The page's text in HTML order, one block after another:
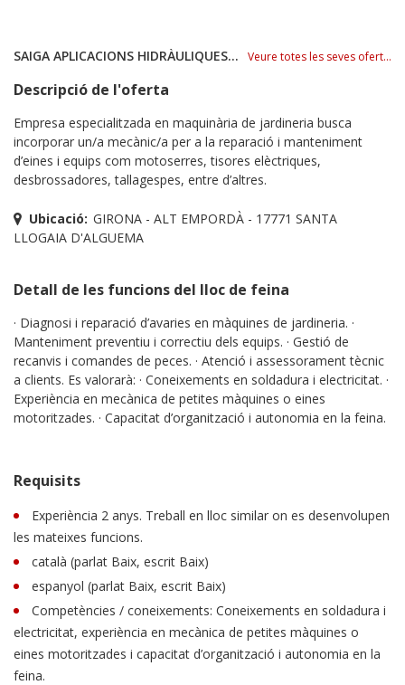
SAIGA APLICACIONS HIDRÀULIQUES SL Veure totes les seves ofertes
Descripció de l'oferta
Empresa especialitzada en maquinària de jardineria busca
incorporar un/a mecànic/a per a la reparació i manteniment
d’eines i equips com motoserres, tisores elèctriques,
desbrossadores, tallagespes, entre d’altres.
Ubicació: GIRONA - ALT EMPORDÀ - 17771 SANTA
LLOGAIA D'ALGUEMA
Detall de les funcions del lloc de feina
· Diagnosi i reparació d’avaries en màquines de jardineria. ·
Manteniment preventiu i correctiu dels equips. · Gestió de
recanvis i comandes de peces. · Atenció i assessorament tècnic
a clients. Es valorarà: · Coneixements en soldadura i electricitat. ·
Experiència en mecànica de petites màquines o eines
motoritzades. · Capacitat d’organització i autonomia en la feina.
Requisits
Experiència 2 anys. Treball en lloc similar on es desenvolupen
les mateixes funcions.
català (parlat Baix, escrit Baix)
espanyol (parlat Baix, escrit Baix)
Competències / coneixements: Coneixements en soldadura i
electricitat, experiència en mecànica de petites màquines o
eines motoritzades i capacitat d’organització i autonomia en la
feina.